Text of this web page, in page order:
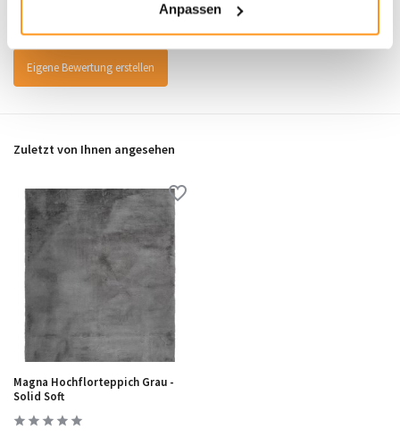
Anpassen
Eigene Bewertung erstellen
Zuletzt von Ihnen angesehen
Magna Hochflorteppich Grau -
Solid Soft